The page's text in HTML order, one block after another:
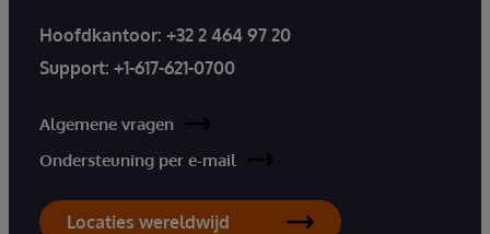
Hoofdkantoor: +32 2 464 97 20
Support: +1-617-621-0700
Algemene vragen
Ondersteuning per e-mail
Locaties wereldwijd